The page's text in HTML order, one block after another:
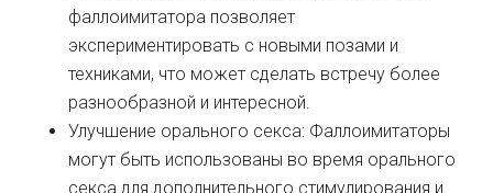
фаллоимитатора позволяет
экспериментировать с новыми позами и
техниками, что может сделать встречу более
разнообразной и интересной.
Улучшение орального секса: Фаллоимитаторы
могут быть использованы во время орального
секса для дополнительного стимулирования и